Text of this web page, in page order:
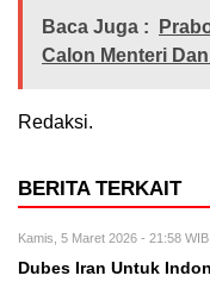
Baca Juga :
Calon Menteri
Redaksi.
BERITA TERKAIT
Kamis, 5 Maret 2026 - 21:58 WIB
Dubes Iran Untuk